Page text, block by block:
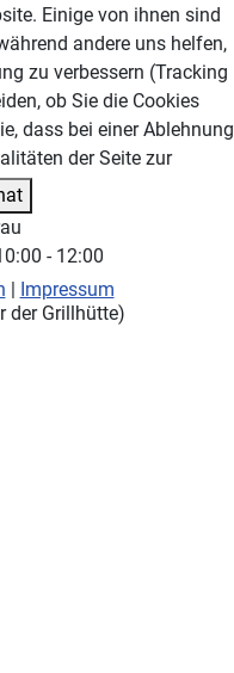
- 12:00
der Grillhütte)
Einige von ihnen sind
andere uns helfen,
zu verbessern (Tracking
ob Sie die Cookies
dass bei einer Ablehnung
der Seite zur
| Impressum